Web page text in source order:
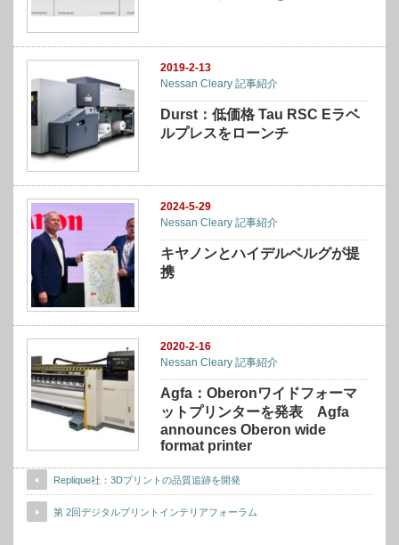
2019-2-13
Nessan Cleary 記事紹介
Durst：低価格 Tau RSC Eラベ
ルプレスをローンチ
2024-5-29
Nessan Cleary 記事紹介
キヤノンとハイデルベルグが提
携
2020-2-16
Nessan Cleary 記事紹介
Agfa：Oberonワイドフォーマ
ットプリンターを発表 Agfa
announces Oberon wide
format printer
Replique社：3Dプリントの品質追跡を開発
第 2回デジタルプリントインテリアフォーラム